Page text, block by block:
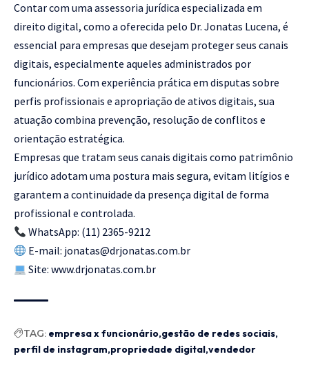
Contar com uma assessoria jurídica especializada em
direito digital, como a oferecida pelo Dr. Jonatas Lucena, é
essencial para empresas que desejam proteger seus canais
digitais, especialmente aqueles administrados por
funcionários. Com experiência prática em disputas sobre
perfis profissionais e apropriação de ativos digitais, sua
atuação combina prevenção, resolução de conflitos e
orientação estratégica.
Empresas que tratam seus canais digitais como patrimônio
jurídico adotam uma postura mais segura, evitam litígios e
garantem a continuidade da presença digital de forma
profissional e controlada.
WhatsApp: (11) 2365-9212
E-mail: jonatas@drjonatas.com.br
Site: www.drjonatas.com.br
TAG: empresa x funcionário gestão de redes sociais
perfil de instagram propriedade digital vendedor